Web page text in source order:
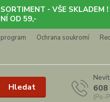
- VŠE SKLADEM !
OD 59,-
Ochrana soukromí
Hledat 608
(Po-